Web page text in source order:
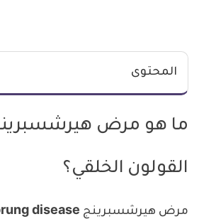
المحتوى
ما هو مرض
القولون الخلقي؟
مرض هيرشسبرينج Hirschsprung disease